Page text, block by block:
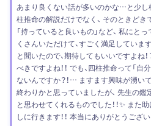
あまり良くない話が多いのかな…と少し
柱推命の解説だけでなく、 そのときどき
「持っていると良いもの」など、 私にと
くさんいただけて、すごく満足していま
と聞いたので、期待してもいいですよね
べきですよね！！ でも、四柱推命って「
ないんですか？！… ますます興味が湧い
終わりかと思っていましたが、 先生の鑑
と思わせてくれるものでした！！✨ また
しに行きます！！ 本当にありがとうござい